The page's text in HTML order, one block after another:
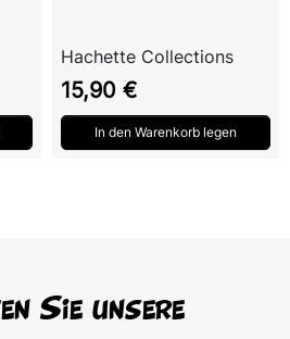
Hachette Collections
Preis
15,90 €
In den Warenkorb legen
Sie unsere